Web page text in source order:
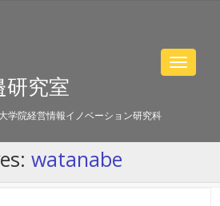
Toggle
研究室
学院経営情報イノベーション研究科
watanabe